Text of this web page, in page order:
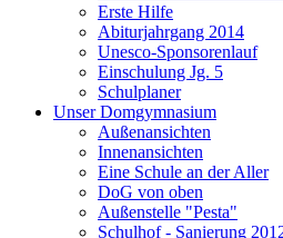
Erste Hilfe
Abiturjahrgang 2014
Unesco-Sponsorenlauf
Einschulung Jg. 5
Schulplaner
Unser Domgymnasium
Außenansichten
Innenansichten
Eine Schule an der Aller
DoG von oben
Außenstelle "Pesta"
Schulhof - Sanierung